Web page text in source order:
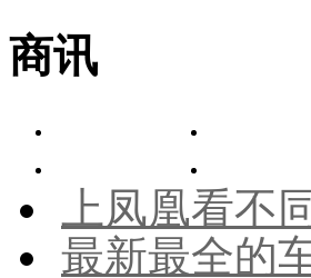
商讯
上凤凰看不
最新最全的